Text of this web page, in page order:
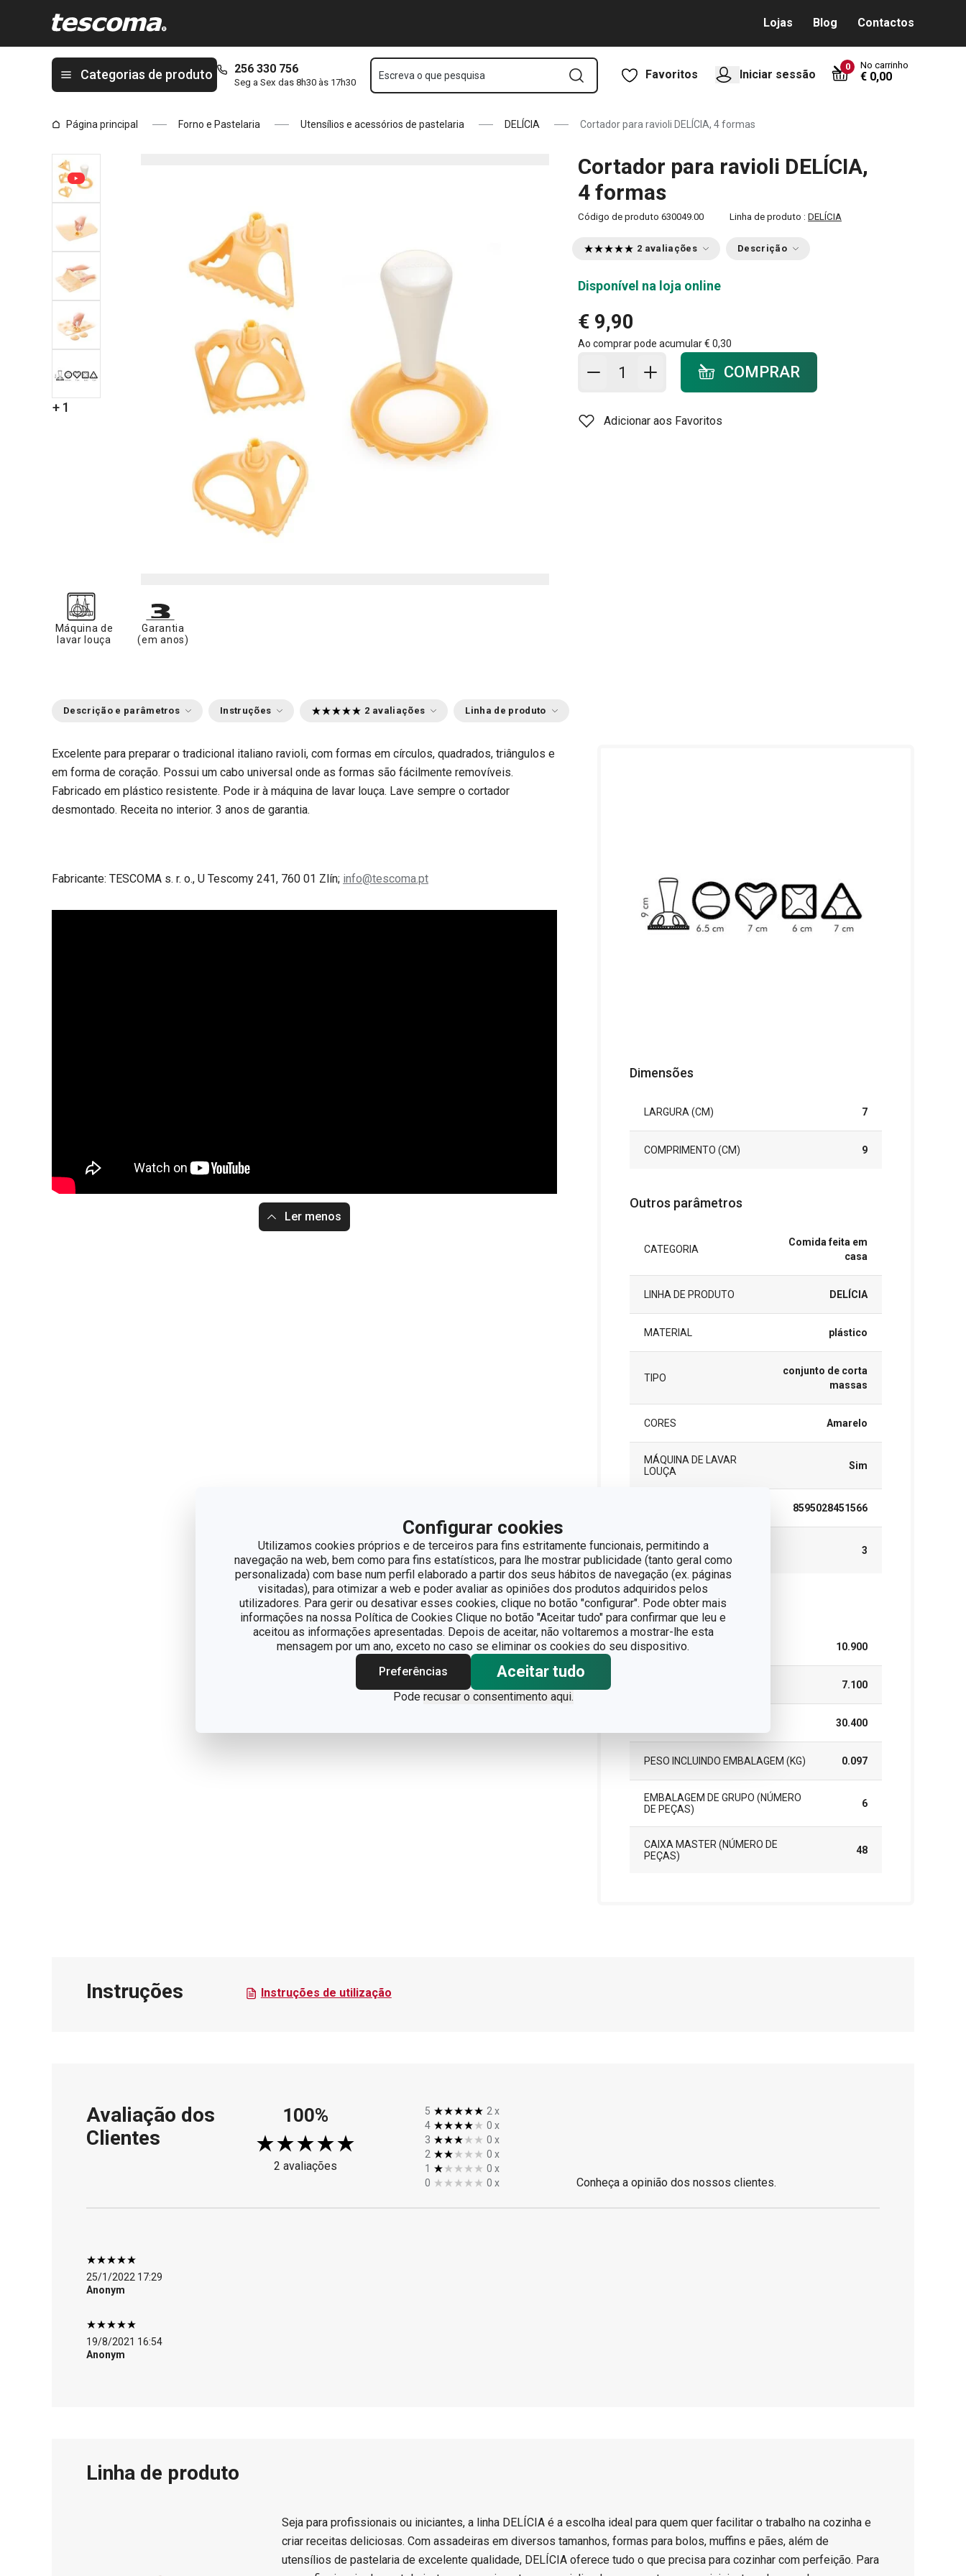
Configurar cookies
Utilizamos cookies próprios e de terceiros para fins estritamente funcionais, permitindo a
navegação na web, bem como para fins estatísticos, para lhe mostrar publicidade (tanto geral como
personalizada) com base num perfil elaborado a partir dos seus hábitos de navegação (ex. páginas
visitadas), para otimizar a web e poder avaliar as opiniões dos produtos adquiridos pelos
utilizadores. Para gerir ou desativar esses cookies, clique no botão "configurar". Pode obter mais
informações na nossa Política de Cookies Clique no botão "Aceitar tudo" para confirmar que leu e
aceitou as informações apresentadas. Depois de aceitar, não voltaremos a mostrar-lhe esta
mensagem por um ano, exceto no caso se eliminar os cookies do seu dispositivo.
Preferências
Aceitar tudo
Pode recusar o consentimento aqui.
Lojas Blog Contactos
Categorias de produto 256 330 756
Seg a Sex das 8h30 às 17h30
Escreva o que pesquisa Favoritos Iniciar sessão
0 No carrinho
€ 0,00
Página principal Forno e Pastelaria Utensílios e acessórios de pastelaria DELÍCIA Cortador para ravioli DELÍCIA, 4 formas
+ 1
Cortador para ravioli DELÍCIA,
4 formas
Código de produto 630049.00 Linha de produto : DELÍCIA
2 avaliações Descrição
Disponível na loja online
€ 9,90
Ao comprar pode acumular€ 0,30
Adicionar ao carrinho - quantidade
COMPRAR
Adicionar aos Favoritos
Máquina de
lavar louça
Garantia
(em anos)
Descrição e parâmetros Instruções 2 avaliações Linha de produto
Excelente para preparar o tradicional italiano ravioli, com formas em círculos, quadrados, triângulos e
em forma de coração. Possui um cabo universal onde as formas são fácilmente removíveis.
Fabricado em plástico resistente. Pode ir à máquina de lavar louça. Lave sempre o cortador
desmontado. Receita no interior. 3 anos de garantia.
Fabricante: TESCOMA s. r. o., U Tescomy 241, 760 01 Zlín; info@tescoma.pt
Ler menos
Dimensões
LARGURA (CM) 7
COMPRIMENTO (CM) 9
Outros parâmetros
CATEGORIA
Comida feita em
casa
LINHA DE PRODUTO DELÍCIA
MATERIAL plástico
TIPO
conjunto de corta
massas
CORES Amarelo
MÁQUINA DE LAVAR
LOUÇA
Sim
8595028451566
GARANTIA (EM
ANOS)
3
Pacote
LARGURA (CM) 10.900
7.100
30.400
PESO INCLUINDO EMBALAGEM (KG) 0.097
EMBALAGEM DE GRUPO (NÚMERO
DE PEÇAS)
6
CAIXA MASTER (NÚMERO DE
PEÇAS)
48
Instruções Instruções de utilização
Avaliação dos
Clientes
100%
2 avaliações
5 2 x
4
0 x
3
0 x
2
0 x
1
0 x
0
0 x Conheça a opinião dos nossos clientes.
25/1/2022 17:29
Anonym
19/8/2021 16:54
Anonym
Linha de produto
Seja para profissionais ou iniciantes, a linha DELÍCIA é a escolha ideal para quem quer facilitar o trabalho na cozinha e
criar receitas deliciosas. Com assadeiras em diversos tamanhos, formas para bolos, muffins e pães, além de
utensílios de pastelaria de excelente qualidade, DELÍCIA oferece tudo o que precisa para cozinhar com perfeição. Para